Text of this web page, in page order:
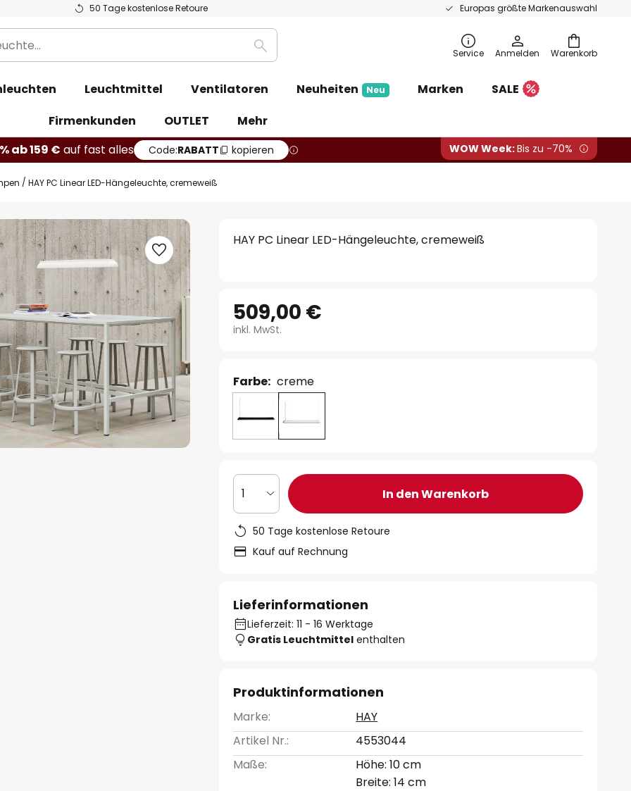
50 Tage kostenlose Retoure Europas größte Markenauswahl
Warenkorb
Suche Service Anmelden
Leuchtmittel Ventilatoren Neuheiten Neu Marken
SALE
Firmenkunden
OUTLET
Mehr
ab 159 € auf fast alles Code:RABATT kopieren WOW Week:Bis zu -70%
HAY PC Linear LED-Hängeleuchte, cremeweiß
HAY PC Linear LED-Hängeleuchte, cremeweiß
509,00 €
inkl. MwSt.
Farbe: creme
1 In den Warenkorb
50 Tage kostenlose Retoure
Kauf auf Rechnung
Lieferinformationen
Lieferzeit: 11 - 16 Werktage
Gratis Leuchtmittel enthalten
Produktinformationen
Marke:
HAY
Artikel Nr.:
4553044
Maße:
Höhe: 10 cm
Breite: 14 cm